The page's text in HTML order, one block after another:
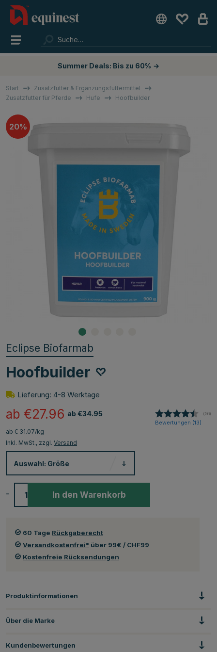
Summer Deals: Bis zu 60% →
Start
Zusatzfutter & Ergänzungsfuttermittel
Zusatzfutter für Pferde
Hufe Hoofbuilder
20%
Eclipse Biofarmab
Hoofbuilder
Lieferung: 4-8 Werktage
ab €34.95
ab €27.96 (56)
Bewertungen (13)
ab € 31.07/kg
Inkl. MwSt., zzgl. Versand
Auswahl: Größe
- In den Warenkorb
60 Tage Rückgaberecht
Versandkostenfrei* über 99€ / CHF99
Kostenfreie Rücksendungen
Produktinformationen
Über die Marke
Kundenbewertungen